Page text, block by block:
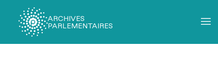
ARCHIVES
PARLEMENTAIRES